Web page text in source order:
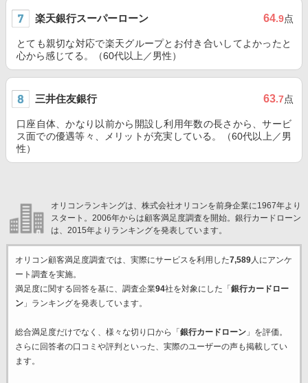
楽天銀行スーパーローン 64.9点
とても親切な対応で楽天グループとお付き合いしてよかったと
心から感じてる。（60代以上／男性）
三井住友銀行 63.7点
口座自体、かなり以前から開設し利用年数の長さから、サービ
ス面での優遇等々、メリットが充実している。（60代以上／男
性）
オリコンランキングは、株式会社オリコンを前身企業に1967年より
スタート。2006年からは顧客満足度調査を開始。銀行カードローン
は、2015年よりランキングを発表しています。
オリコン顧客満足度調査では、実際にサービスを利用した7,589人にアンケ
ート調査を実施。
満足度に関する回答を基に、調査企業94社を対象にした「 銀行カードロー
ン」ランキングを発表しています。
総合満足度だけでなく、様々な切り口から「 銀行カードローン」を評価。
さらに回答者の口コミや評判といった、実際のユーザーの声も掲載してい
ます。